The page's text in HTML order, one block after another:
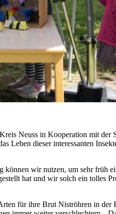
Neuss in Kooperation mit
Leben dieser interessanten
wir nutzen, um sehr früh
hat und wir solch ein tolles
für ihre Brut Niströhren in der